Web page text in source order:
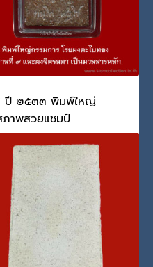
หลวงพ่อเกษม เขมโก
อเกษม เขมโก,ในหลวง
ปี ๒๕๓๓ พิมพ์ใหญ่
ภาพสวยแชมป์
องในหลวง รัชกาลที่
กรมหลวงวชิรญาณสังวร
รื่องที่ผสมผงจิตรลดา
พระเครื่องที่มีพระ
ลวงวชิรญาณสังวร
โชว์พระเครื่อง-ของ